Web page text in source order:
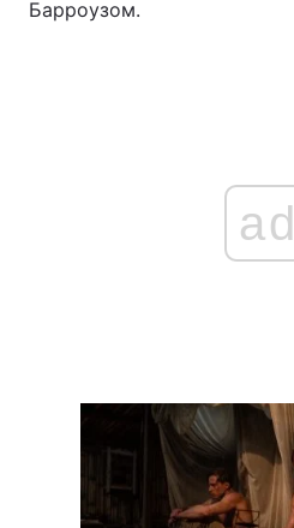
Барроузом.
ad